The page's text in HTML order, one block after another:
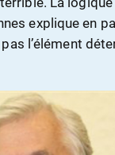
explique en
pas l’élément